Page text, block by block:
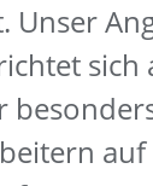
Unser
sich